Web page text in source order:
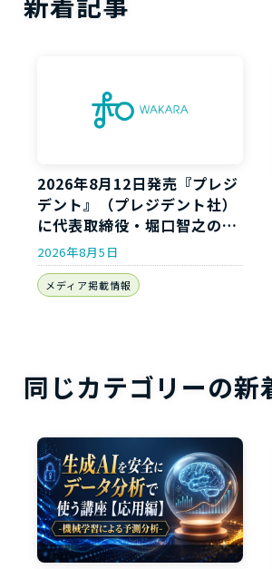
2026年8月12日発売『プレジ
デント』（プレジデント社）
に代表取締役・堀口智之のイ
ンタビューが掲載されます
2026年8月5日
メディア掲載情報
同じカテゴリーの新